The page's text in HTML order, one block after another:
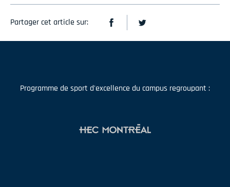
Partager cet article sur:
Programme de sport d'excellence du campus regroupant :